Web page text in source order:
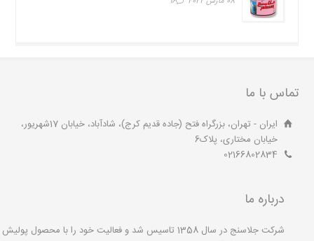
تماس با ما
ایران - تهران، بزرگراه فتح (جاده قدیم کرج)، شادآباد، خیابان 17شهریور،
خیابان مختاری، پلاک6
02166802834
درباره ما
شرکت جلاسنج در سال 1358 تاسیس شد و فعالیت خود را با محصول پولیش